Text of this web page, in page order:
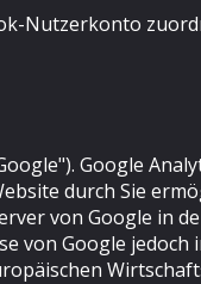
Nutzerkonto
Google
durch Sie
von Google in
von Google